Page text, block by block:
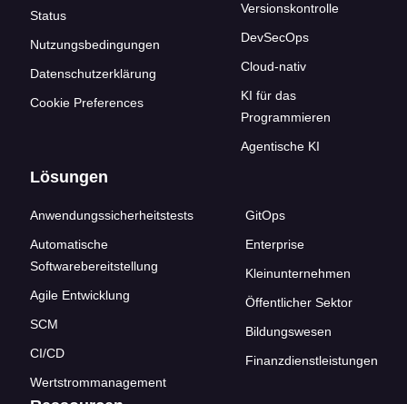
Status
Nutzungsbedingungen
Datenschutzerklärung
Cookie Preferences
Versionskontrolle
DevSecOps
Cloud-nativ
KI für das
Programmieren
Agentische KI
Lösungen
Anwendungssicherheitstests
Automatische
Softwarebereitstellung
Agile Entwicklung
SCM
CI/CD
Wertstrommanagement
GitOps
Enterprise
Kleinunternehmen
Öffentlicher Sektor
Bildungswesen
Finanzdienstleistungen